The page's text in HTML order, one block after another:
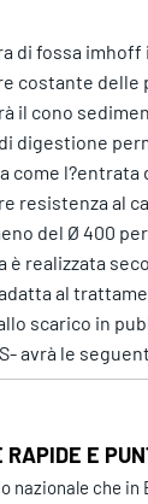
di fossa
costante delle
il cono
digestione
come
resistenza al
del Ø 400
è realizzata
al
scarico in
avrà le
RAPIDE E
nazionale che in